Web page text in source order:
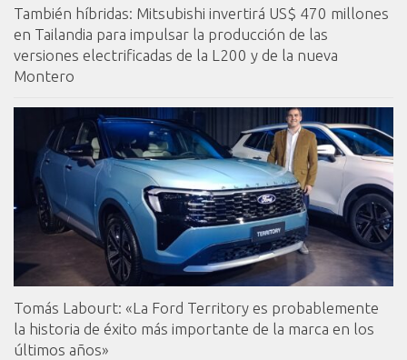
También híbridas: Mitsubishi invertirá US$ 470 millones
en Tailandia para impulsar la producción de las
versiones electrificadas de la L200 y de la nueva
Montero
Tomás Labourt: «La Ford Territory es probablemente
la historia de éxito más importante de la marca en los
últimos años»